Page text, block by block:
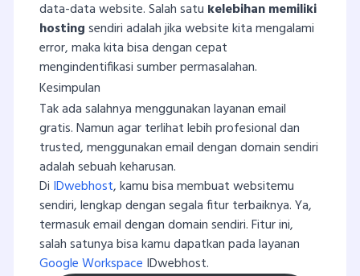
data-data website. Salah satu kelebihan memiliki
hostingsendiri adalah jika website kita mengalami
error, maka kita bisa dengan cepat
mengindentifikasi sumber permasalahan.
Kesimpulan
Tak ada salahnya menggunakan layanan email
gratis. Namun agar terlihat lebih profesional dan
trusted, menggunakan email dengan domain sendiri
adalah sebuah keharusan.
Di IDwebhost, kamu bisa membuat websitemu
sendiri, lengkap dengan segala fitur terbaiknya. Ya,
termasuk email dengan domain sendiri. Fitur ini,
salah satunya bisa kamu dapatkan pada layanan
Google Workspace IDwebhost.